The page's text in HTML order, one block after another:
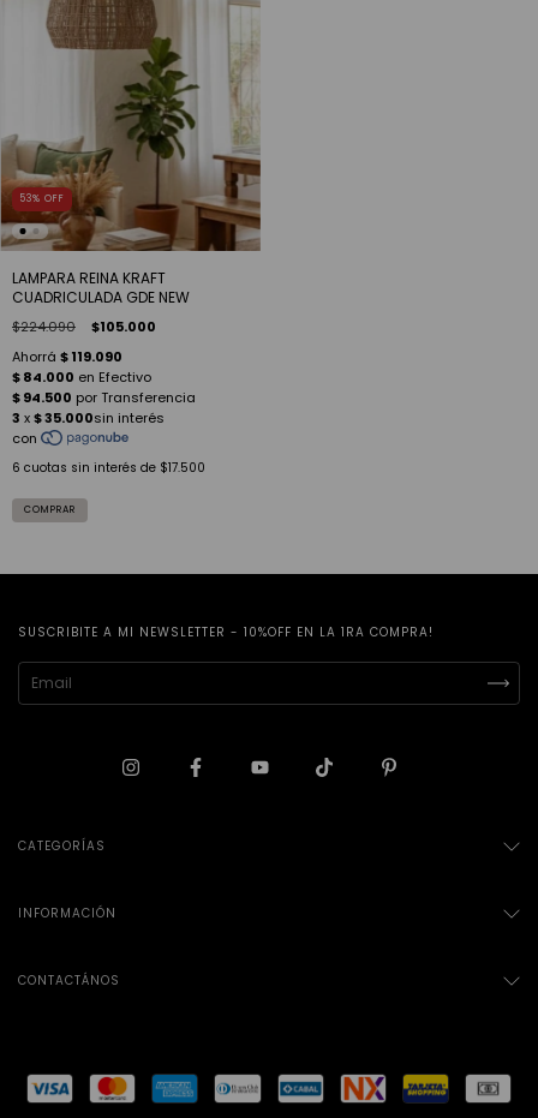
53% OFF
LAMPARA REINA KRAFT
CUADRICULADA GDE NEW
$224.090 $105.000
6 cuotas sin interés de $17.500
SUSCRIBITE A MI NEWSLETTER - 10%OFF EN LA 1RA COMPRA!
CATEGORÍAS
INFORMACIÓN
CONTACTÁNOS